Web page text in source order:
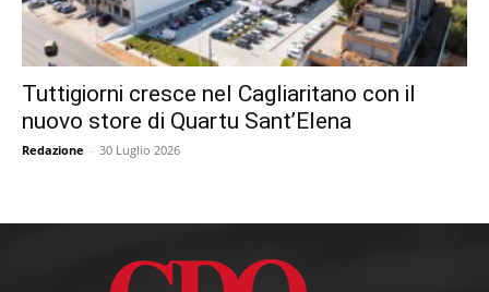
Tuttigiorni cresce nel Cagliaritano con il
nuovo store di Quartu Sant’Elena
Redazione - 30 Luglio 2026